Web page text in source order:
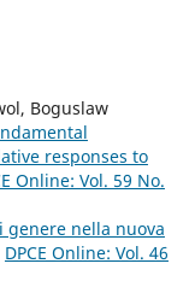
Boguslaw
responses to
Online: Vol. 59 No.
genere nella nuova
DPCE Online: Vol. 46